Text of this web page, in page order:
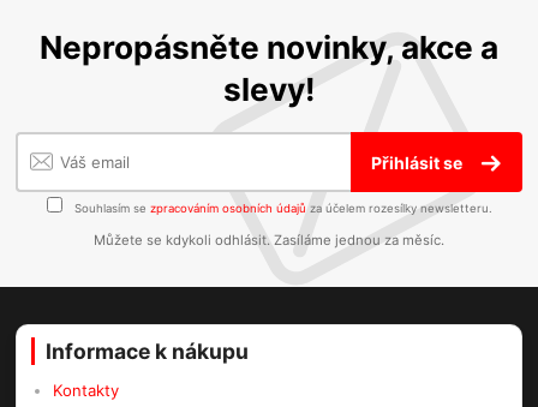
Nepropásněte novinky, akce a
slevy!
Přihlásit se
Souhlasím se zpracováním osobních údajů za účelem rozesílky newsletteru.
Můžete se kdykoli odhlásit. Zasíláme jednou za měsíc.
Informace k nákupu
Kontakty